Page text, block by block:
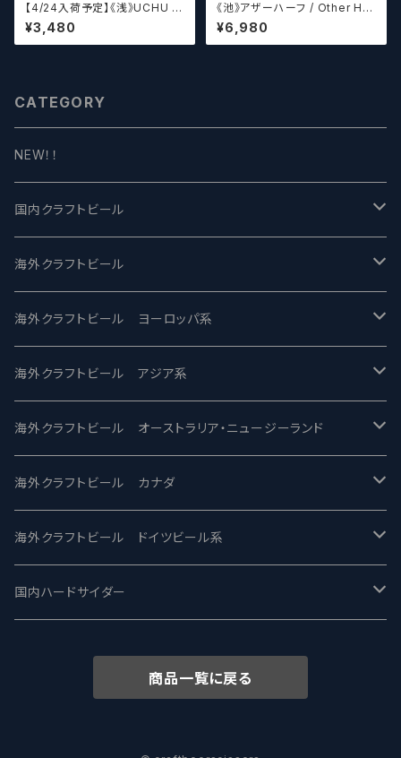
【4/24入荷予定】《浅》UCHU B
REWING LabyrinthN【クラフト
ビール】
¥3,480
《池》アザーハーフ / Other Hal
f Brewing Triple Drupe【ク
ラフトビールシザーズ】
¥6,980
CATEGORY
NEW！！
国内クラフトビール
UCHU BREWING -うちゅうブルーイング
バテレ -VERTERE
2nd Story Ale Works -セカンドストーリー
ビアへるん - Beer Hearn
忽布古丹醸造 - HOP KOTAN
ワイマーケットブルーイング Y.Market Brewing
志賀高原ビール - SIGAKOGEN
箕面ビール - MINOH BEER
サンクトガーレン - Sankt Gallen
海外クラフトビール
Modern Times モダンタイムズ
Maui マウイ
Toppling Goliath トップリンゴライアス
Fair State フェアステイト
Lagunitas ラグニタス
FirestoneWalker ファイアストーン
Mikkeller ミッケラー
Hop Nation ホップネーション
海外クラフトビール ヨーロッパ系
UnBarred -アンバード
SAIREN /サイレン
ワイルドチャイルド - Wilde Child
BrewDog Brewery - ブリュードッグ
The Flying Inn / ザ フライイング イン
Lambiek Fabriek - ファブリーク
海外クラフトビール アジア系
gweilo-鬼佬 グウァイロ
Heart Of Darkness - ハートオブダークネス
Carbon brews -カーボン
TAIHU - タイフー
Behemoth - ベヒーモス
海外クラフトビール オーストラリア・ニュージーランド
ROCKY RIDGE - ロッキーリッジ
BODRIGGY BREWING ボッドリッジー
CO-CONSPIRATORS コ・コンスピレーターズ
Deep Creek Brewing Co.
8 Wired エイトワイアード
海外クラフトビール カナダ
Jackie O's ジャッキーオーズ
Westbrook ウェストブルック
Strathcona ストラスコナ
ODIN BREWING オディン
海外クラフトビール ドイツビール系
Karmeliten カーメリテン
Früh フリュー
国内ハードサイダー
商品一覧に戻る